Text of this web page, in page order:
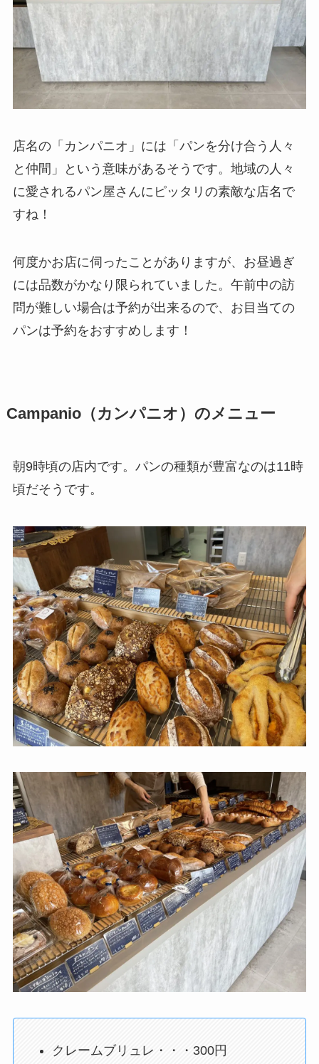
店名の「カンパニオ」には「パンを分け合う人々
と仲間」という意味があるそうです。地域の人々
に愛されるパン屋さんにピッタリの素敵な店名で
すね！
何度かお店に伺ったことがありますが、お昼過ぎ
には品数がかなり限られていました。午前中の訪
問が難しい場合は予約が出来るので、お目当ての
パンは予約をおすすめします！
Campanio（カンパニオ）のメニュー
朝9時頃の店内です。パンの種類が豊富なのは11時
頃だそうです。
クレームブリュレ・・・300円